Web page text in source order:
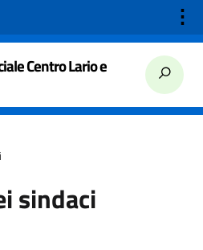
⋮
Centro Lario e
sindaci